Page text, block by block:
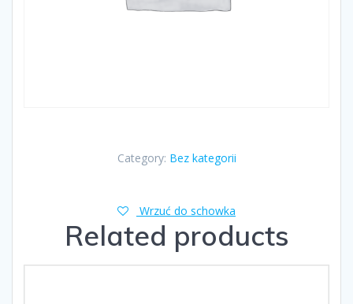
Category: Bez kategorii
Wrzuć do schowka
Related products